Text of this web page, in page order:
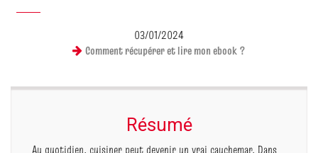
03/01/2024
Comment récupérer et lire mon ebook ?
Résumé
Au quotidien, cuisiner peut devenir un vrai cauchemar. Dans